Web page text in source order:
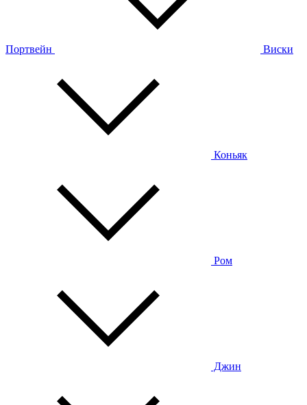
Портвейн Виски
Коньяк
Ром
Джин